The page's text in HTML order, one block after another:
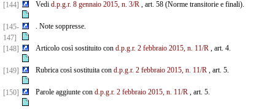
[144] Vedi d.p.g.r. 8 gennaio 2015, n. 3/R, art. 58 (Norme transitorie e finali).
[145-
147]
. Note soppresse.
[148] Articolo così sostituito con d.p.g.r. 2 febbraio 2015, n. 11/R, art. 4.
[149] Rubrica così sostituita con d.p.g.r. 2 febbraio 2015, n. 11/R, art. 5.
[150] Parole aggiunte con d.p.g.r. 2 febbraio 2015, n. 11/R, art. 5.